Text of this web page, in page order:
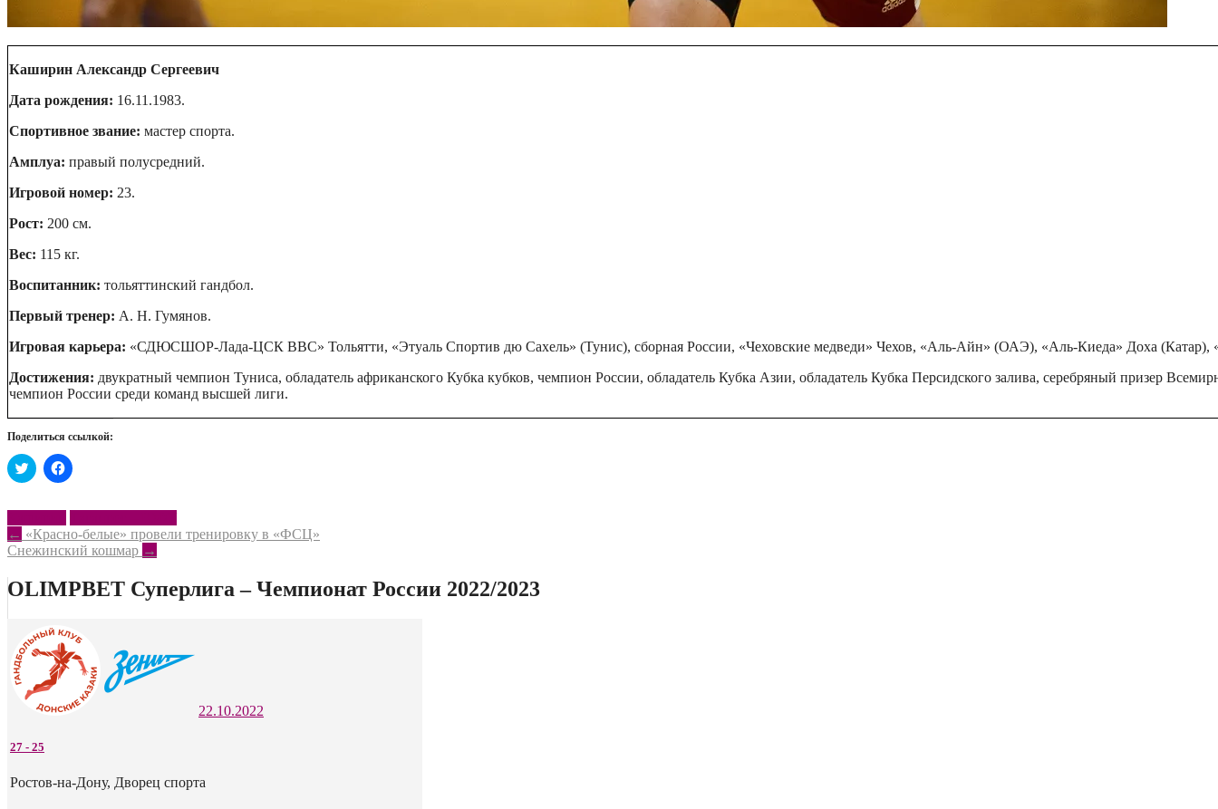
Каширин Александр Сергеевич
Дата рождения: 16.11.1983.
Спортивное звание: мастер спорта.
Амплуа: правый полусредний.
Игровой номер: 23.
Рост: 200 см.
Вес: 115 кг.
Воспитанник: тольяттинский гандбол.
Первый тренер: А. Н. Гумянов.
Игровая карьера: «СДЮСШОР-Лада-ЦСК ВВС» Тольятти, «Этуаль Спортив дю Сахель» (Тунис), сборная России, «Чеховские медведи» Чехов, «Аль-Айн» (ОАЭ), «Аль-Киеда» Доха (Катар),
Достижения: двукратный чемпион Туниса, обладатель африканского Кубка кубков, чемпион России, обладатель Кубка Азии, обладатель Кубка Персидского залива, серебряный призер
чемпион России среди команд высшей лиги.
Поделиться ссылкой:
Нажмите,
чтобы
Twitter
(Открывается
в
новом
окне)
Нажмите,
чтобы
Facebook
(Открывается
в
новом
окне)
Post
navigation
← «Красно-белые» провели тренировку в «ФСЦ»
Снежинский кошмар →
OLIMPBET Суперлига – Чемпионат России 2022/2023
22.10.2022
27 - 25
Ростов-на-Дону, Дворец спорта